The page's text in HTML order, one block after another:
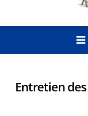
Entretien